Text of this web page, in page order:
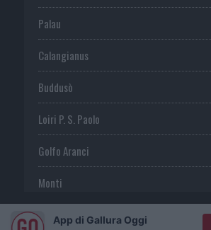
Palau
Calangianus
Buddusò
Loiri P. S. Paolo
Golfo Aranci
Monti
TeltiApp di Gallura Oggi